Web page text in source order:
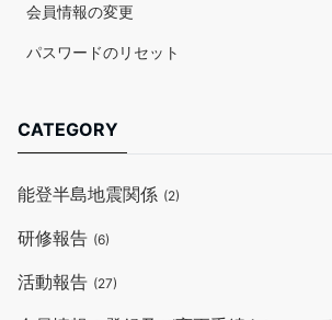
会員情報の変更
パスワードのリセット
CATEGORY
能登半島地震関係 (2)
研修報告 (6)
活動報告 (27)